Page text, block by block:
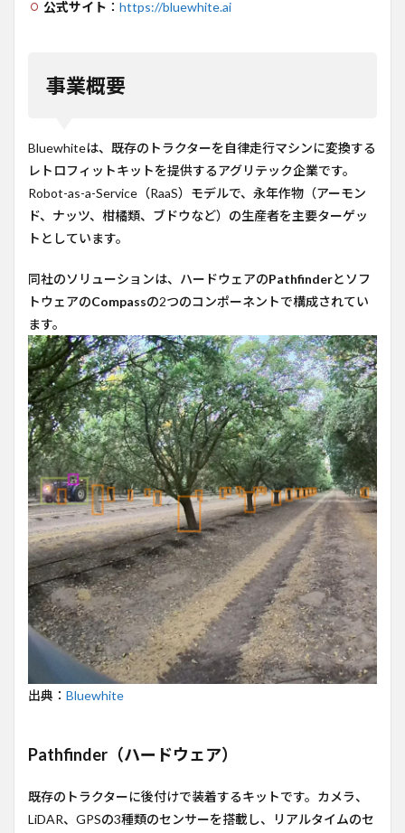
う解
3.1
が抱
える
3.2
Bluewhite
のアプロ
ビジ
ネス
モデ
ル
5
今後
の計
画
6
コメ
ント
7
参考
URL
公式サイト ： https://bluewhite.ai
事業概要
Bluewhiteは、既存のトラクターを自律走行マシンに変換する
レトロフィットキットを提供するアグリテック企業です。
Robot-as-a-Service（RaaS）モデルで、永年作物（アーモン
ド、ナッツ、柑橘類、ブドウなど）の生産者を主要ターゲッ
トとしています。
同社のソリューションは、ハードウェアのPathfinderとソフ
トウェアのCompassの2つのコンポーネントで構成されてい
ます。
出典： Bluewhite
Pathfinder（ハードウェア）
既存のトラクターに後付けで装着するキットです。カメラ、
LiDAR、GPSの3種類のセンサーを搭載し、リアルタイムのセ